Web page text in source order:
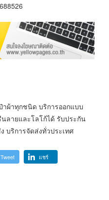
าผ้าทุกชนิด บริการออกแบบ
ลายและโลโก้ได้ รับประกัน
บริการจัดส่งทั่วประเทศ
Tweet แชร์